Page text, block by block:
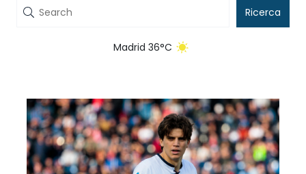
Ricerca
Madrid 36°C